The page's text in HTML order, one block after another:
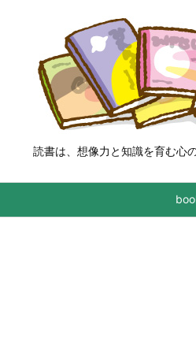
読書は、想像力と知識を育む心